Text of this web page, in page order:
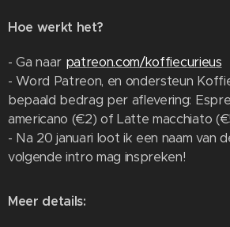
Hoe werkt het?
- Ga naar patreon.com/koffiecurieus
- Word Patreon, en ondersteun
bepaald bedrag per aflevering:
americano (€2) of Latte macchiato
- Na 20 januari loot ik een naam van
volgende intro mag inspreken!
Meer details: